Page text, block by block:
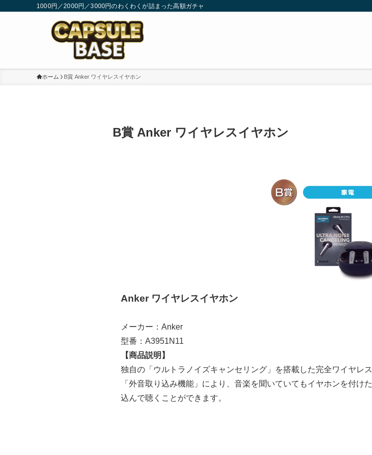
1000円／2000円／3000円のわくわくが詰まった高額ガチャ
ホーム B賞 Anker ワイヤレスイヤホン
B賞 Anker ワイヤレスイヤホン
Anker ワイヤレスイヤホン
メーカー：Anker
型番：A3951N11
【商品説明】
独自の「ウルトラノイズキャンセリング」を搭載した完全ワイヤレス
「外音取り込み機能」により、音楽を聞いていてもイヤホンを付け
込んで聴くことができます。